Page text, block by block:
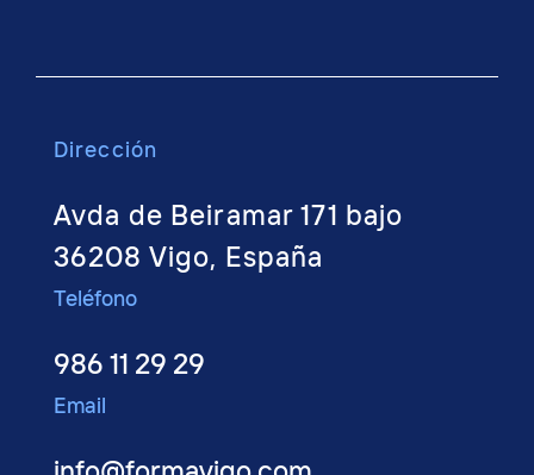
Dirección
Avda de Beiramar 171 bajo
36208 Vigo, España
Teléfono
986 11 29 29
Email